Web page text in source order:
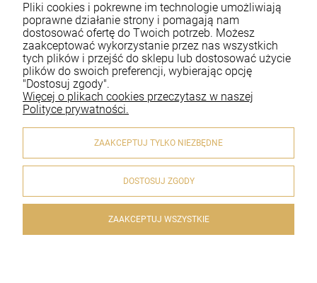
Moje konto
Płatności i dostawa
Informacje
O nas
© 2020 artykulyreligijne.pl . Wszelkie prawa zastrzeżone.
Styl graficzny i aplikacje ShopGadget.pl
Sklep internetowy
Pliki cookies i pokrewne im technologie umożliwiają
poprawne działanie strony i pomagają nam
dostosować ofertę do Twoich potrzeb. Możesz
zaakceptować wykorzystanie przez nas wszystkich
tych plików i przejść do sklepu lub dostosować użycie
plików do swoich preferencji, wybierając opcję
"Dostosuj zgody".
Więcej o plikach cookies przeczytasz w naszej
Polityce prywatności.
ZAAKCEPTUJ TYLKO NIEZBĘDNE
DOSTOSUJ ZGODY
ZAAKCEPTUJ WSZYSTKIE